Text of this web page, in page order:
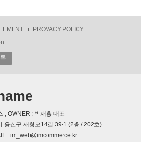
PROVACY POLICY
, OWNER : 박재홍 대표
용산구 새창로14길 39-1 (2층 / 202호)
: im_web@imcommerce.kr